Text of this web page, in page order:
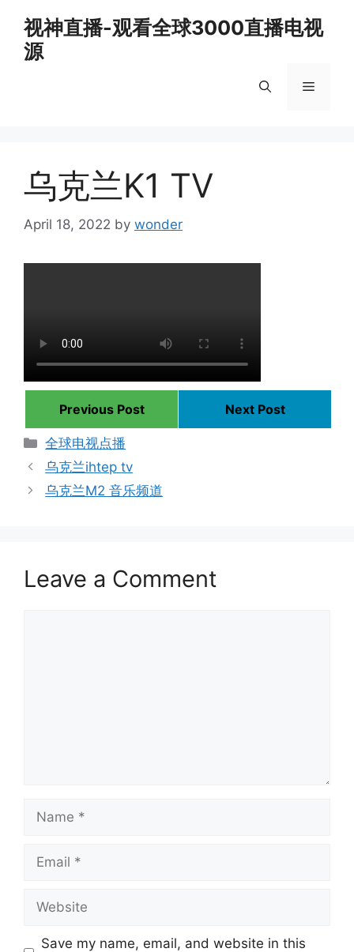
content
视神直播-观看全球3000直播电视
源
Menu
乌克兰K1 TV
April 18, 2022 by wonder
Previous Post
Next Post
Categories
全球电视点播
乌克兰ihtep tv
乌克兰M2 音乐频道
Leave a Comment
Save my name, email, and website in this